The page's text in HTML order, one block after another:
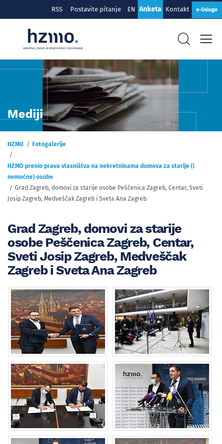
RSS Postavite pitanje EN Anketa Kontakt e-Usluge
Mediji
HZMO Fotogalerije
HZMO prenio prava vlasništva na nekretninama domova za starije (i
nemoćne) osobe
Grad Zagreb, domovi za starije osobe Peščenica Zagreb, Centar, Sveti
Josip Zagreb, Medveščak Zagreb i Sveta Ana Zagreb
Grad Zagreb, domovi za starije
osobe Peščenica Zagreb, Centar,
Sveti Josip Zagreb, Medveščak
Zagreb i Sveta Ana Zagreb